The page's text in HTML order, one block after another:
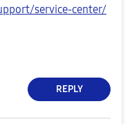
service-center/
REPLY